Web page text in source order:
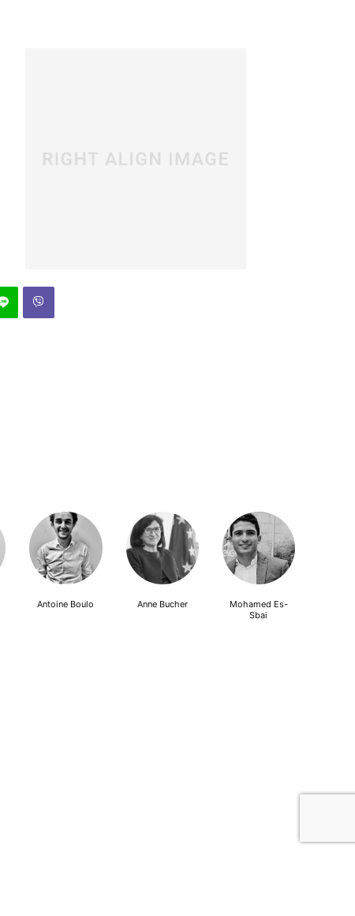
Antoine Boulo Anne Bucher
Mohamed Es-
Sbai